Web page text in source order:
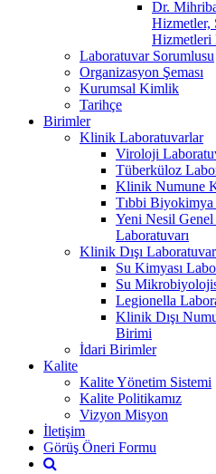
Dr.
Hizmetler,
Hizmetleri
Laboratuvar Sorumlusu
Organizasyon Şeması
Kurumsal Kimlik
Tarihçe
Birimler
Klinik Laboratuvarlar
Viroloji
Tüberküloz
Klinik Numune
Tıbbi Biyokimya
Yeni Nesil
Laboratuvarı
Klinik Dışı
Su Kimyası
Su
Legionella
Klinik Dışı
Birimi
İdari Birimler
Kalite
Kalite Yönetim Sistemi
Kalite Politikamız
Vizyon Misyon
İletişim
Görüş Öneri Formu